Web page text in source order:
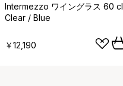
Intermezzo ワイングラス 60 cl,
Clear / Blue
￥12,190